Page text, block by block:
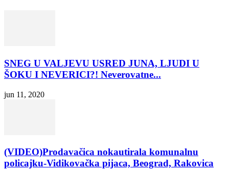
SNEG U VALJEVU USRED JUNA, LJUDI U
ŠOKU I NEVERICI?! Neverovatne...
jun 11, 2020
(VIDEO)Prodavačica nokautirala komunalnu
policajku-Vidikovačka pijaca, Beograd, Rakovica